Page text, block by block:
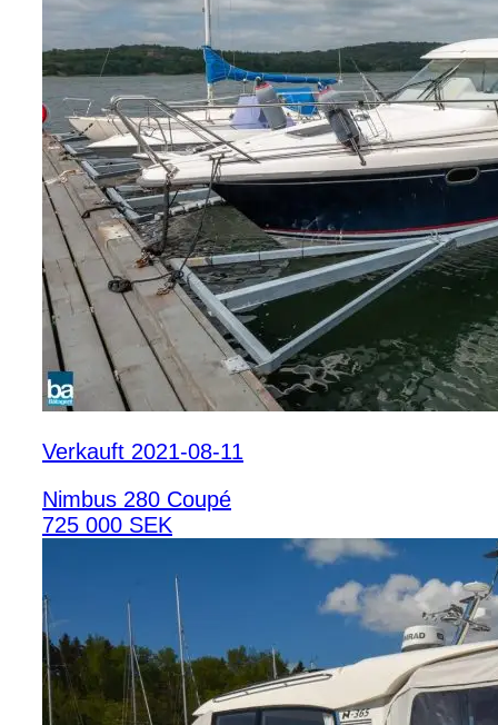
Verkauft 2021-08-11
Nimbus 280 Coupé
725 000 SEK